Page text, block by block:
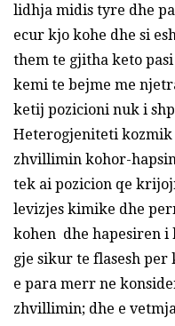
lidhja midis tyre dhe
ecur kjo kohe dhe si
them te gjitha keto
kemi te bejme me
ketij pozicioni nuk i
Heterogjeniteti kozmik
zhvillimin kohor-
tek ai pozicion qe
levizjes kimike dhe
kohen dhe hapesiren i
gje sikur te flasesh per
e para merr ne
zhvillimin; dhe e